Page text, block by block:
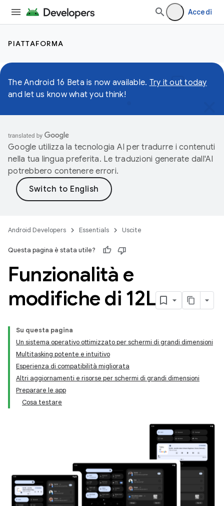
Accedi
PIATTAFORMA
The Android 16 Beta is now available. Try it out today
and let us know what you think!
Google utilizza la tecnologia AI per tradurre i contenuti
nella tua lingua preferita. Le traduzioni generate dall'AI
potrebbero contenere errori.
Android Developers Essentials Uscite
Questa pagina è stata utile?
Funzionalità e
modifiche di 12L
Su questa pagina
Un sistema operativo ottimizzato per schermi di grandi dimensioni
Multitasking potente e intuitivo
Esperienza di compatibilità migliorata
Altri aggiornamenti e risorse per schermi di grandi dimensioni
Preparare le app
Cosa testare